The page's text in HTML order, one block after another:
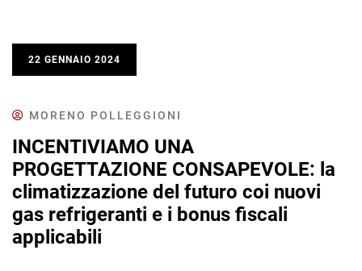
22 GENNAIO 2024
MORENO POLLEGGIONI
INCENTIVIAMO UNA
PROGETTAZIONE CONSAPEVOLE: la
climatizzazione del futuro coi nuovi
gas refrigeranti e i bonus fiscali
applicabili